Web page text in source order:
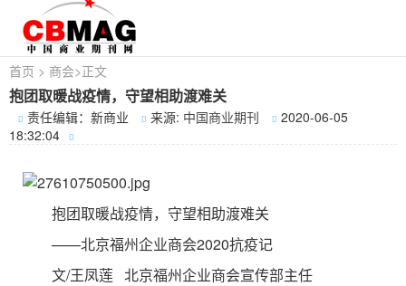
首页 > 商会>正文
抱团取暖战疫情，守望相助渡难关
责任编辑：新商业 来源: 中国商业期刊
2020-06-05
18:32:04
抱团取暖战疫情，守望相助渡难关
——北京福州企业商会2020抗疫记
文/王凤莲 北京福州企业商会宣传部主任